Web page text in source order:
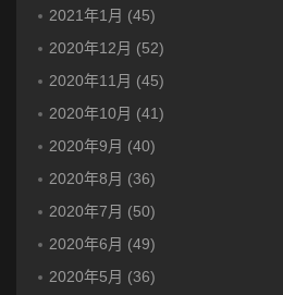
2021年1月 (45)
2020年12月 (52)
2020年11月 (45)
2020年10月 (41)
2020年9月 (40)
2020年8月 (36)
2020年7月 (50)
2020年6月 (49)
2020年5月 (36)